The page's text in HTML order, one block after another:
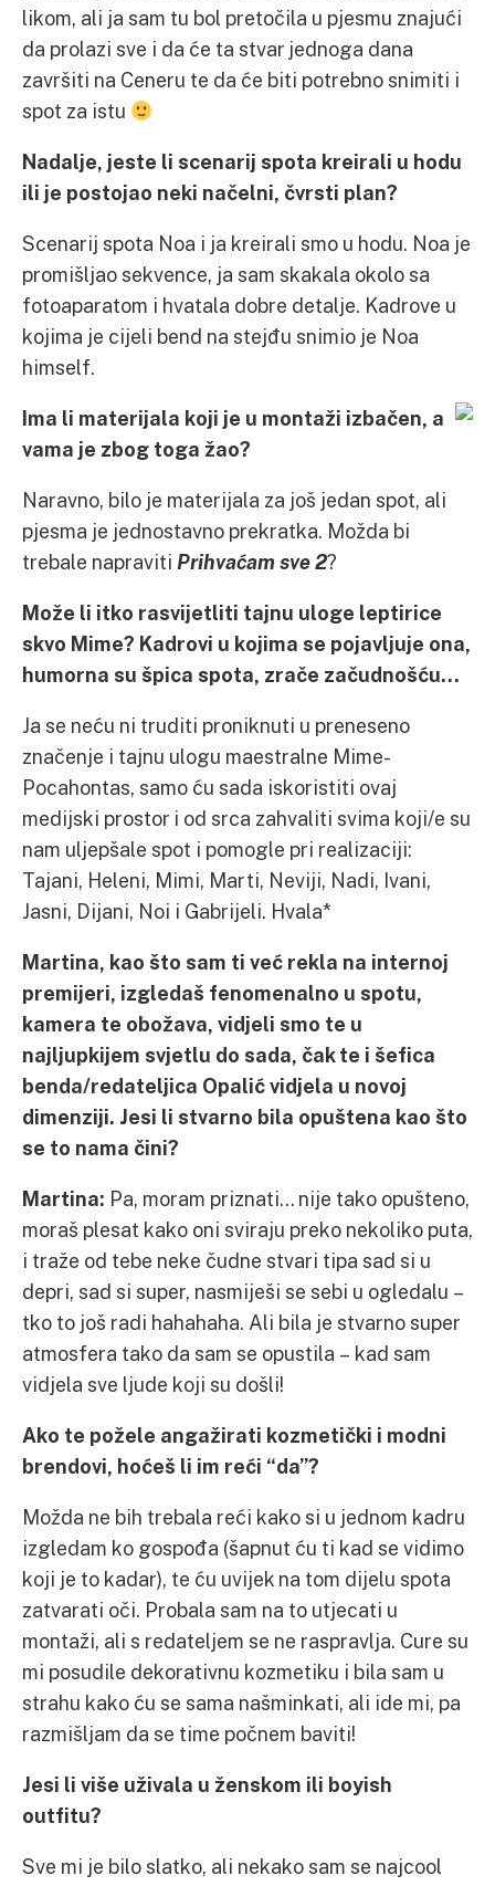
likom, ali ja sam tu bol pretočila u pjesmu znajući
da prolazi sve i da će ta stvar jednoga dana
završiti na Ceneru te da će biti potrebno snimiti i
spot za istu
Nadalje, jeste li scenarij spota kreirali u hodu
ili je postojao neki načelni, čvrsti plan?
Scenarij spota Noa i ja kreirali smo u hodu. Noa je
promišljao sekvence, ja sam skakala okolo sa
fotoaparatom i hvatala dobre detalje. Kadrove u
kojima je cijeli bend na stejđu snimio je Noa
himself.
Ima li materijala koji je u montaži izbačen, a
vama je zbog toga žao?
Naravno, bilo je materijala za još jedan spot, ali
pjesma je jednostavno prekratka. Možda bi
trebale napraviti Prihvaćam sve 2?
Može li itko rasvijetliti tajnu uloge leptirice
skvo Mime? Kadrovi u kojima se pojavljuje ona,
humorna su špica spota, zrače začudnošću…
Ja se neću ni truditi proniknuti u preneseno
značenje i tajnu ulogu maestralne Mime-
Pocahontas, samo ću sada iskoristiti ovaj
medijski prostor i od srca zahvaliti svima koji/e su
nam uljepšale spot i pomogle pri realizaciji:
Tajani, Heleni, Mimi, Marti, Neviji, Nadi, Ivani,
Jasni, Dijani, Noi i Gabrijeli. Hvala*
Martina, kao što sam ti već rekla na internoj
premijeri, izgledaš fenomenalno u spotu,
kamera te obožava, vidjeli smo te u
najljupkijem svjetlu do sada, čak te i šefica
benda/redateljica Opalić vidjela u novoj
dimenziji. Jesi li stvarno bila opuštena kao što
se to nama čini?
Martina: Pa, moram priznati… nije tako opušteno,
moraš plesat kako oni sviraju preko nekoliko puta,
i traže od tebe neke čudne stvari tipa sad si u
depri, sad si super, nasmiješi se sebi u ogledalu –
tko to još radi hahahaha. Ali bila je stvarno super
atmosfera tako da sam se opustila – kad sam
vidjela sve ljude koji su došli!
Ako te požele angažirati kozmetički i modni
brendovi, hoćeš li im reći “da”?
Možda ne bih trebala reći kako si u jednom kadru
izgledam ko gospođa (šapnut ću ti kad se vidimo
koji je to kadar), te ću uvijek na tom dijelu spota
zatvarati oči. Probala sam na to utjecati u
montaži, ali s redateljem se ne raspravlja. Cure su
mi posudile dekorativnu kozmetiku i bila sam u
strahu kako ću se sama našminkati, ali ide mi, pa
razmišljam da se time počnem baviti!
Jesi li više uživala u ženskom ili boyish
outfitu?
Sve mi je bilo slatko, ali nekako sam se najcool